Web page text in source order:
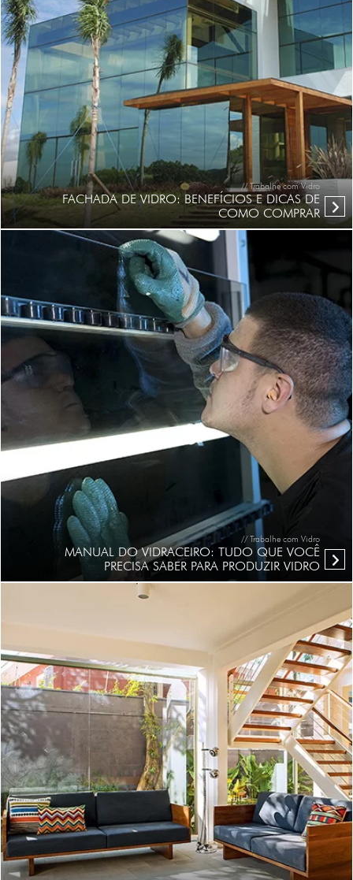
// Trabalhe com Vidro
FACHADA DE VIDRO: BENEFÍCIOS E DICAS DE
COMO COMPRAR
// Trabalhe com Vidro
MANUAL DO VIDRACEIRO: TUDO QUE VOCÊ
PRECISA SABER PARA PRODUZIR VIDRO